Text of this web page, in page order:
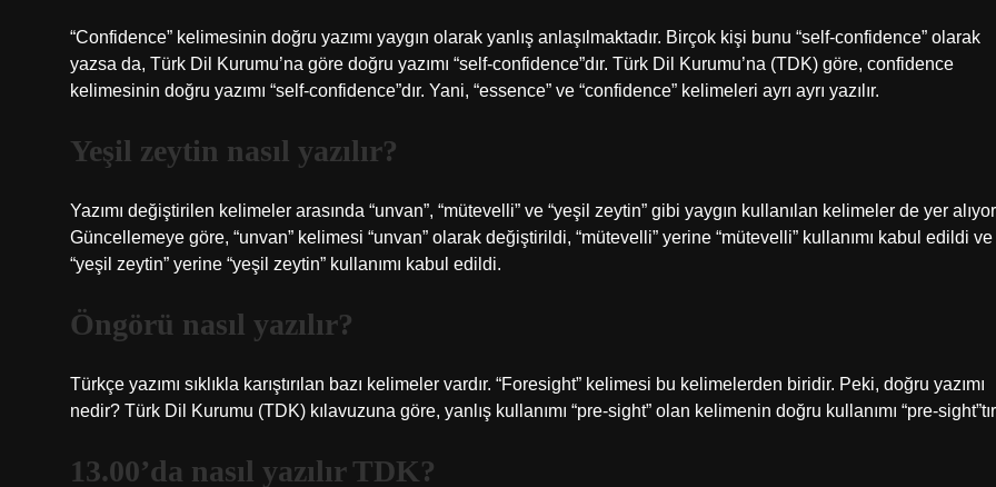
“Confidence” kelimesinin doğru yazımı yaygın olarak yanlış anlaşılmaktadır. Birçok kişi bunu “self-confidence” olarak
yazsa da, Türk Dil Kurumu’na göre doğru yazımı “self-confidence”dır. Türk Dil Kurumu’na (TDK) göre, confidence
kelimesinin doğru yazımı “self-confidence”dır. Yani, “essence” ve “confidence” kelimeleri ayrı ayrı yazılır.
Yeşil zeytin nasıl yazılır?
Yazımı değiştirilen kelimeler arasında “unvan”, “mütevelli” ve “yeşil zeytin” gibi yaygın kullanılan kelimeler de yer
Güncellemeye göre, “unvan” kelimesi “unvan” olarak değiştirildi, “mütevelli” yerine “mütevelli” kullanımı kabul edildi ve
“yeşil zeytin” yerine “yeşil zeytin” kullanımı kabul edildi.
Öngörü nasıl yazılır?
Türkçe yazımı sıklıkla karıştırılan bazı kelimeler vardır. “Foresight” kelimesi bu kelimelerden biridir. Peki, doğru yazımı
nedir? Türk Dil Kurumu (TDK) kılavuzuna göre, yanlış kullanımı “pre-sight” olan kelimenin doğru kullanımı “pre-
13.00’da nasıl yazılır TDK?